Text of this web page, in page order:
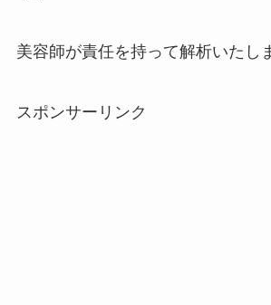
美容師が責任を持って解析いたし
スポンサーリンク